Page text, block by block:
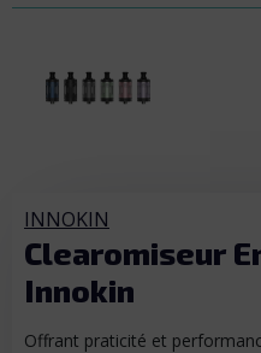
entraîne une
INNOKIN
Clearomiseur
Innokin
Offrant praticité et